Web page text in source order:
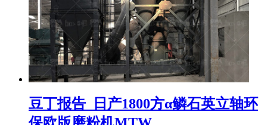
豆丁报告_日产1800方α鳞石英立轴环